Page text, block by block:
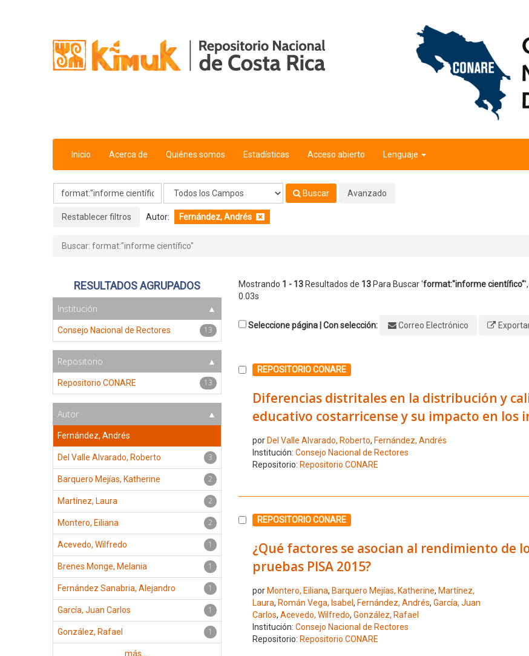
Inicio Acerca de Quiénes somos Estadísticas Acceso abierto Lenguaje
Buscar Avanzado
Restablecer filtros Autor: Fernández, Andrés
Buscar: format:"informe científico"
Mostrando 1 - 13Resultados de 13Para Buscar 'format:"informe científico"'
0.03s
Seleccione página | Con selección: Correo Electrónico
Seleccione el número de resultado 1
REPOSITORIO CONARE
Diferencias distritales en la distribución y
educativo costarricense y su impacto en los
por Del Valle Alvarado, Roberto, Fernández, Andrés
Institución: Consejo Nacional de Rectores
Repositorio: Repositorio CONARE
Seleccione el número de resultado 2
REPOSITORIO CONARE
¿Qué factores se asocian al rendimiento de
pruebas PISA 2015?
por Montero, Eiliana, Barquero Mejías, Katherine, Martínez,
Laura, Román Vega, Isabel , Fernández, Andrés, García, Juan
Carlos, Acevedo, Wilfredo, González, Rafael
Institución: Consejo Nacional de Rectores
Repositorio: Repositorio CONARE
RESULTADOS AGRUPADOS
Institución
Consejo Nacional de Rectores 13
Repositorio
Repositorio CONARE 13
Autor
Fernández, Andrés
Del Valle Alvarado, Roberto 3
Barquero Mejías, Katherine 2
Martínez, Laura 2
Montero, Eiliana 2
Acevedo, Wilfredo 1
Brenes Monge, Melania 1
Fernández Sanabria, Alejandro 1
García, Juan Carlos 1
González, Rafael 1
más ...